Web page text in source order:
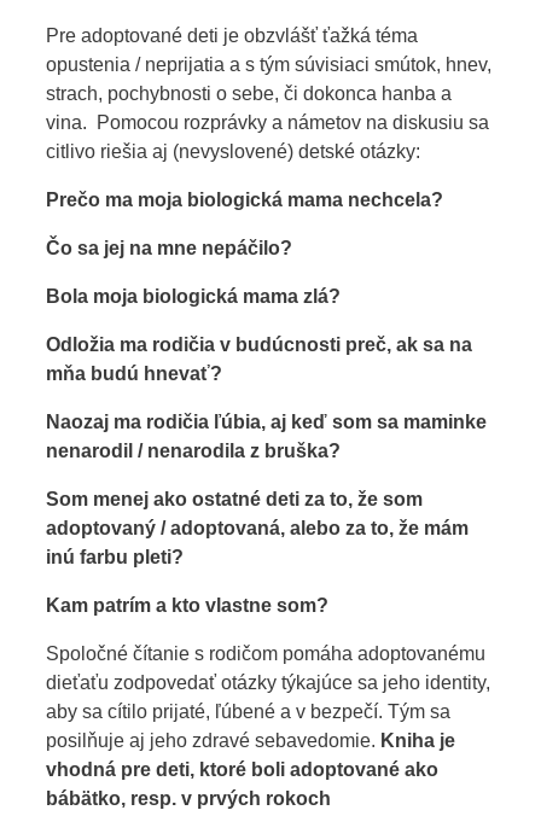
Pre adoptované deti je obzvlášť ťažká téma
opustenia / neprijatia a s tým súvisiaci smútok, hnev,
strach, pochybnosti o sebe, či dokonca hanba a
vina. Pomocou rozprávky a námetov na diskusiu sa
citlivo riešia aj (nevyslovené) detské otázky:
Prečo ma moja biologická mama nechcela?
Čo sa jej na mne nepáčilo?
Bola moja biologická mama zlá?
Odložia ma rodičia v budúcnosti preč, ak sa na
mňa budú hnevať?
Naozaj ma rodičia ľúbia, aj keď som sa maminke
nenarodil / nenarodila z bruška?
Som menej ako ostatné deti za to, že som
adoptovaný / adoptovaná, alebo za to, že mám
inú farbu pleti?
Kam patrím a kto vlastne som?
Spoločné čítanie s rodičom pomáha adoptovanému
dieťaťu zodpovedať otázky týkajúce sa jeho identity,
aby sa cítilo prijaté, ľúbené a v bezpečí. Tým sa
posilňuje aj jeho zdravé sebavedomie. Kniha je
vhodná pre deti, ktoré boli adoptované ako
bábätko, resp. v prvých rokoch